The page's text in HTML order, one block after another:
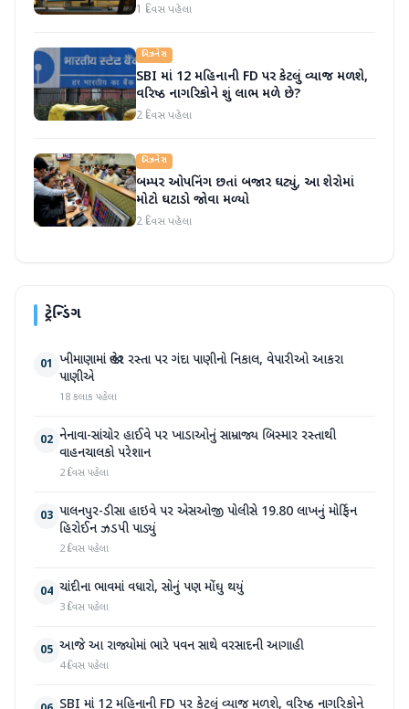
1 દિવસ પહેલા
બિઝનેસ
SBI માં 12 મહિનાની FD પર કેટલું વ્યાજ મળશે,
વરિષ્ઠ નાગરિકોને શું લાભ મળે છે?
2 દિવસ પહેલા
બિઝનેસ
બમ્પર ઓપનિંગ છતાં બજાર ઘટ્યું, આ શેરોમાં
મોટો ઘટાડો જોવા મળ્યો
2 દિવસ પહેલા
ટ્રેન્ડિંગ
01 ખીમાણામાં જાહેર રસ્તા પર ગંદા પાણીનો નિકાલ, વેપારીઓ આકરા
પાણીએ
18 કલાક પહેલા
02 નેનાવા-સાંચોર હાઈવે પર ખાડાઓનું સામ્રાજ્ય બિસ્માર રસ્તાથી
વાહનચાલકો પરેશાન
2 દિવસ પહેલા
03 પાલનપુર-ડીસા હાઇવે પર એસઓજી પોલીસે 19.80 લાખનું મોર્ફિન
હિરોઈન ઝડપી પાડ્યું
2 દિવસ પહેલા
04 ચાંદીના ભાવમાં વધારો, સોનું પણ મોંઘુ થયું
3 દિવસ પહેલા
05 આજે આ રાજ્યોમાં ભારે પવન સાથે વરસાદની આગાહી
4 દિવસ પહેલા
SBI માં 12 મહિનાની FD પર કેટલું વ્યાજ મળશે, વરિષ્ઠ નાગરિકોને